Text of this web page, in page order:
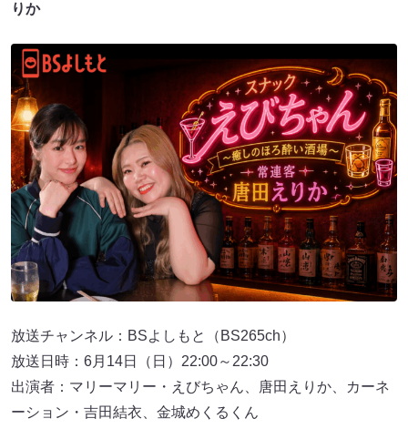
りか
放送チャンネル：BSよしもと（BS265ch）
放送日時：6月14日（日）22:00～22:30
出演者：マリーマリー・えびちゃん、唐田えりか、カーネ
ーション・吉田結衣、金城めくるくん